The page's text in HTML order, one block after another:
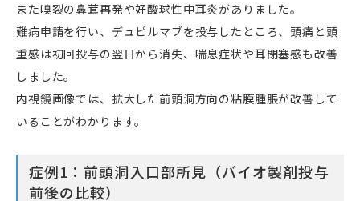
また嗅裂の鼻茸再発や好酸球性中耳炎がありました。
難病申請を行い、デュピルマブを投与したところ、頭痛と頭
重感は初回投与の翌日から消失、喘息症状や耳閉塞感も改善
しました。
内視鏡画像では、拡大した前頭洞方向の粘膜腫脹が改善して
いることがわかります。
症例1：前頭洞入口部所見（バイオ製剤投与
前後の比較）